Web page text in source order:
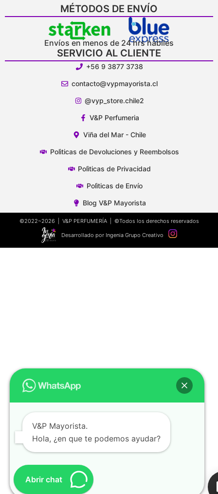
MÉTODOS DE ENVÍO
Envíos en menos de 24 hrs hábiles
SERVICIO AL CLIENTE
+56 9 3877 3738
contacto@vypmayorista.cl
@vyp_store.chile2
V&P Perfumeria
Viña del Mar - Chile
Polìticas de Devoluciones y Reembolsos
Polìticas de Privacidad
Polìticas de Envío
Blog V&P Mayorista
©2022~2026 | V&P PERFUMERÍA | ©Todos los derechos reservados
Desarrollado por Ingenia Grupo Creativo
V&P Mayorista.
Hola, ¿en que te podemos ayudar?
Abrir chat